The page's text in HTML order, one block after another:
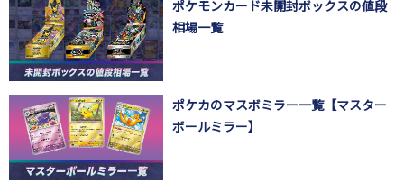
ポケモンカード未開封ボックスの値段
相場一覧
ポケカのマスボミラー一覧【マスター
ボールミラー】